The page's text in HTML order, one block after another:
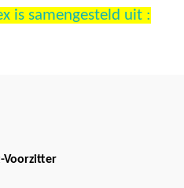
is samengesteld uit :
Voorzitter